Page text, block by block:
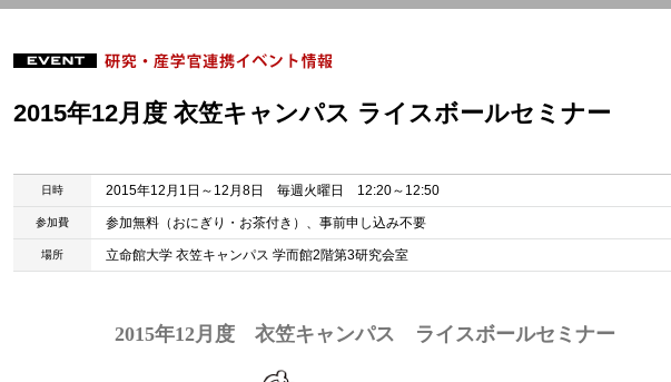
2015年12月度 衣笠キャンパス ライスボールセミナー
日時 2015年12月1日～12月8日 毎週火曜日 12:20～12:50
参加費 参加無料（おにぎり・お茶付き）、事前申し込み不要
場所 立命館大学 衣笠キャンパス 学而館2階第3研究会室
2015年12月度 衣笠キャンパス ライスボールセミナー